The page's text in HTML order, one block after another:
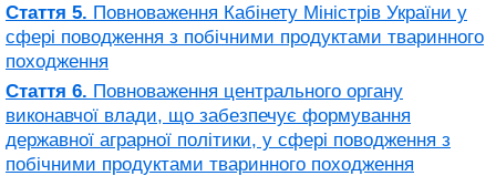
Стаття 5. Повноваження Кабінету Міністрів України у
сфері поводження з побічними продуктами тваринного
походження
Стаття 6. Повноваження центрального органу
виконавчої влади, що забезпечує формування
державної аграрної політики, у сфері поводження з
побічними продуктами тваринного походження